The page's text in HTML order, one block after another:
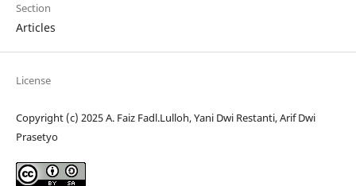
Section
Articles
License
Copyright (c) 2025 A. Faiz Fadl.Lulloh, Yani Dwi Restanti, Arif Dwi
Prasetyo